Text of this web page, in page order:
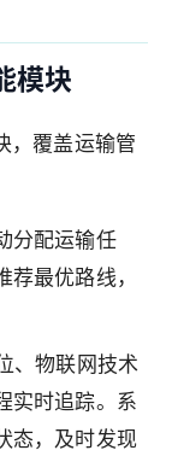
模块
，覆盖运输管
分配运输任
最优路线，
、物联网技术
实时追踪。系
态，及时发现